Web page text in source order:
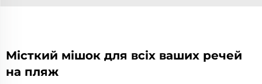
Місткий мішок для всіх ваших речей
на пляж